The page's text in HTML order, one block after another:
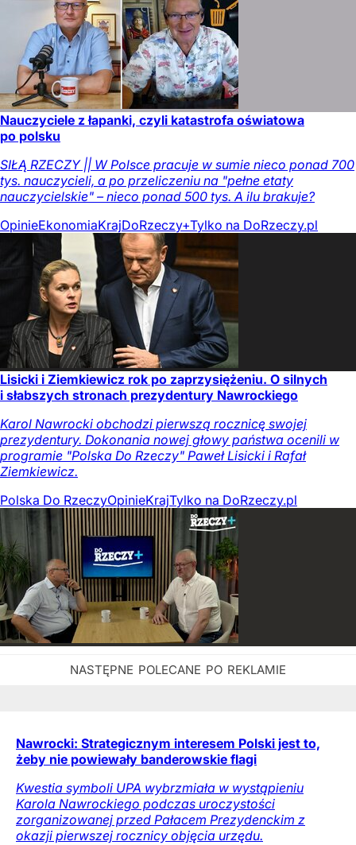
Nauczyciele z łapanki, czyli katastrofa oświatowa
po polsku
SIŁĄ RZECZY || W Polsce pracuje w sumie nieco ponad 700
tys. nauczycieli, a po przeliczeniu na "pełne etaty
nauczycielskie" – nieco ponad 500 tys. A ilu brakuje?
OpinieEkonomiaKrajDoRzeczy+Tylko na DoRzeczy.pl
Lisicki i Ziemkiewicz rok po zaprzysiężeniu. O silnych
i słabszych stronach prezydentury Nawrockiego
Karol Nawrocki obchodzi pierwszą rocznicę swojej
prezydentury. Dokonania nowej głowy państwa ocenili w
programie "Polska Do Rzeczy" Paweł Lisicki i Rafał
Ziemkiewicz.
Polska Do RzeczyOpinieKrajTylko na DoRzeczy.pl
Nawrocki: Strategicznym interesem Polski jest to,
żeby nie powiewały banderowskie flagi
Kwestia symboli UPA wybrzmiała w wystąpieniu
Karola Nawrockiego podczas uroczystości
zorganizowanej przed Pałacem Prezydenckim z
okazji pierwszej rocznicy objęcia urzędu.